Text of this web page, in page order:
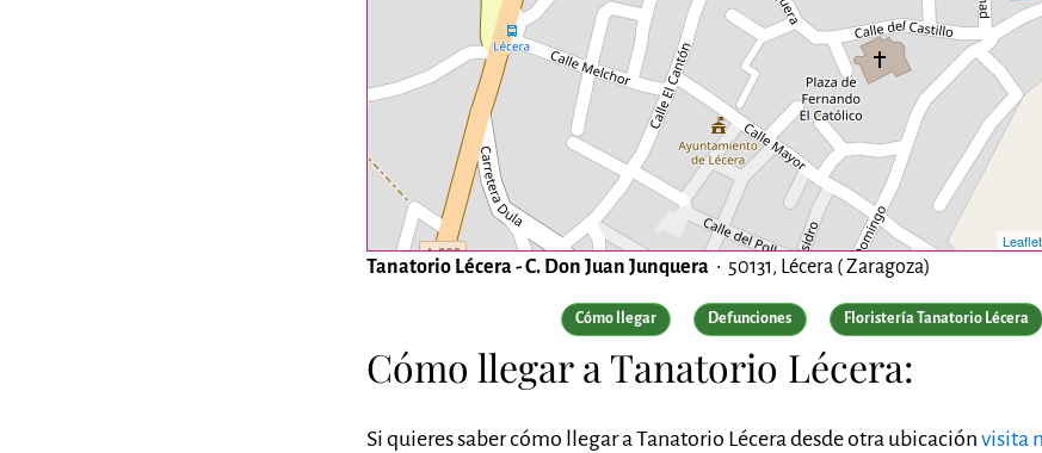
Leaflet
Tanatorio Lécera - C. Don Juan Junquera • 50131, Lécera ( Zaragoza)
Cómo llegar Defunciones Floristería Tanatorio Lécera
Cómo llegar a Tanatorio Lécera:
Si quieres saber cómo llegar a Tanatorio Lécera desde otra ubicación visita